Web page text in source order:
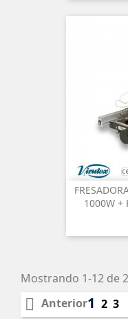
1000W +
Mostrando 1-12 de
 Anterior1 2 3